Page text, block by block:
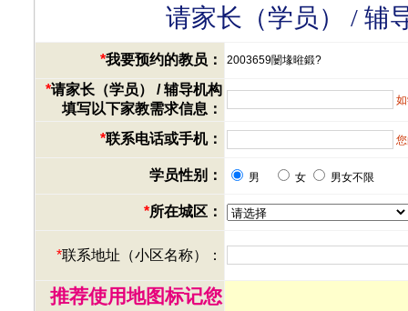
请家长（学员） / 辅
*我要预约的教员： 2003659闄堟暀鍛?
*请家长（学员） / 辅导机构
填写以下家教需求信息：
*联系电话或手机：
学员性别： 男 女 男女不限
*所在城区：
*联系地址（小区名称）：
推荐使用地图标记您